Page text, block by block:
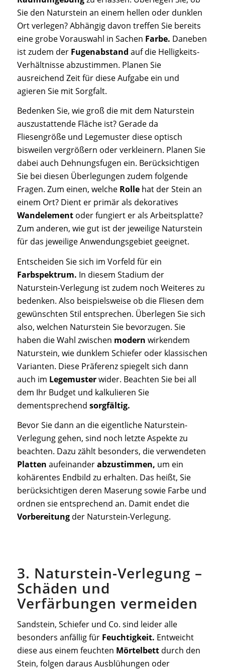
Sie den Naturstein an einem hellen oder dunklen
Ort verlegen? Abhängig davon treffen Sie bereits
eine grobe Vorauswahl in Sachen Farbe. Daneben
ist zudem der Fugenabstand auf die Helligkeits-
Verhältnisse abzustimmen. Planen Sie
ausreichend Zeit für diese Aufgabe ein und
agieren Sie mit Sorgfalt.
Bedenken Sie, wie groß die mit dem Naturstein
auszustattende Fläche ist? Gerade da
Fliesengröße und Legemuster diese optisch
bisweilen vergrößern oder verkleinern. Planen Sie
dabei auch Dehnungsfugen ein. Berücksichtigen
Sie bei diesen Überlegungen zudem folgende
Fragen. Zum einen, welche Rollehat der Stein an
einem Ort? Dient er primär als dekoratives
Wandelementoder fungiert er als Arbeitsplatte?
Zum anderen, wie gut ist der jeweilige Naturstein
für das jeweilige Anwendungsgebiet geeignet.
Entscheiden Sie sich im Vorfeld für ein
Farbspektrum. In diesem Stadium der
Naturstein-Verlegung ist zudem noch Weiteres zu
bedenken. Also beispielsweise ob die Fliesen dem
gewünschten Stil entsprechen. Überlegen Sie sich
also, welchen Naturstein Sie bevorzugen. Sie
haben die Wahl zwischen modern wirkendem
Naturstein, wie dunklem Schiefer oder klassischen
Varianten. Diese Präferenz spiegelt sich dann
auch im Legemusterwider. Beachten Sie bei all
dem Ihr Budget und kalkulieren Sie
dementsprechend sorgfältig.
Bevor Sie dann an die eigentliche Naturstein-
Verlegung gehen, sind noch letzte Aspekte zu
beachten. Dazu zählt besonders, die verwendeten
Platten aufeinanderabzustimmen, um ein
kohärentes Endbild zu erhalten. Das heißt, Sie
berücksichtigen deren Maserung sowie Farbe und
ordnen sie entsprechend an. Damit endet die
Vorbereitungder Naturstein-Verlegung.
3. Naturstein-Verlegung –
Schäden und
Verfärbungen vermeiden
Sandstein, Schiefer und Co. sind leider alle
besonders anfällig für Feuchtigkeit. Entweicht
diese aus einem feuchten Mörtelbettdurch den
Stein, folgen daraus Ausblühungen oder